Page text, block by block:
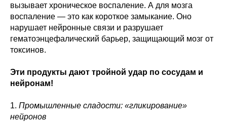
вызывает хроническое воспаление. А для мозга
воспаление — это как короткое замыкание. Оно
нарушает нейронные связи и разрушает
гематоэнцефалический барьер, защищающий мозг от
токсинов.
Эти продукты дают тройной удар по сосудам и
нейронам!
1. Промышленные сладости: «гликирование»
нейронов